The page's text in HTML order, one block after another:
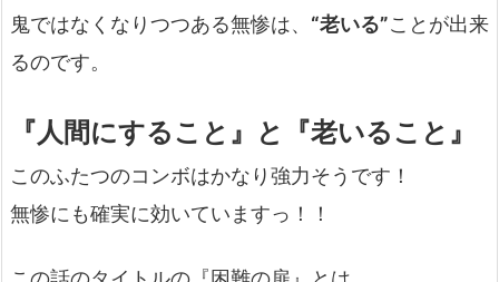
鬼ではなくなりつつある無惨は、 “老いる”ことが出来
るのです。
『人間にすること』と『老いること』
このふたつのコンボはかなり強力そうです！
無惨にも確実に効いていますっ！！